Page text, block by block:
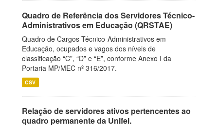
Quadro de Referência dos Servidores Técnico-
Administrativos em Educação (QRSTAE)
Quadro de Cargos Técnico-Administrativos em
Educação, ocupados e vagos dos níveis de
classificação “C”, “D” e “E”, conforme Anexo I da
Portaria MP/MEC nº 316/2017.
CSV
Relação de servidores ativos pertencentes ao
quadro permanente da Unifei.